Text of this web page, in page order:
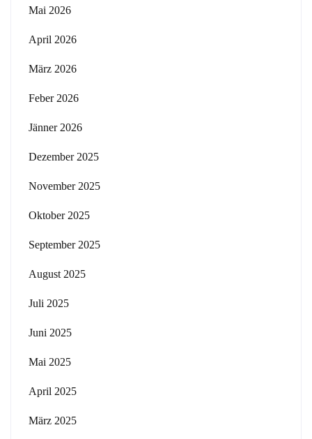
Mai 2026
April 2026
März 2026
Feber 2026
Jänner 2026
Dezember 2025
November 2025
Oktober 2025
September 2025
August 2025
Juli 2025
Juni 2025
Mai 2025
April 2025
März 2025